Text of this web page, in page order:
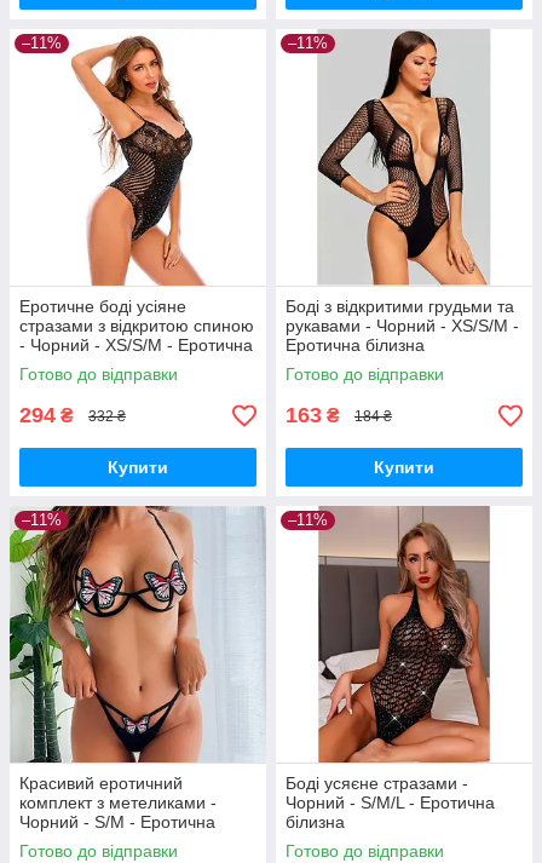
–11%
Еротичне боді усіяне
стразами з відкритою спиною
- Чорний - XS/S/M - Еротична
білизна
Готово до відправки
294 ₴ 332 ₴
Купити
–11%
Боді з відкритими грудьми та
рукавами - Чорний - XS/S/M -
Еротична білизна
Готово до відправки
163 ₴ 184 ₴
Купити
–11%
Красивий еротичний
комплект з метеликами -
Чорний - S/M - Еротична
білизна
Готово до відправки
–11%
Боді усяєне стразами -
Чорний - S/M/L - Еротична
білизна
Готово до відправки